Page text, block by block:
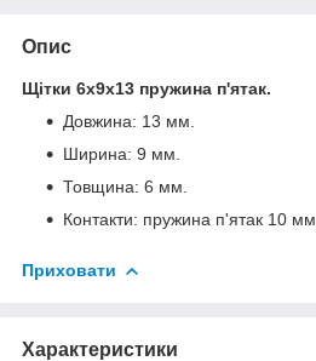
Опис
Щітки 6х9х13 пружина п'ятак.
Довжина: 13 мм.
Ширина: 9 мм.
Товщина: 6 мм.
Контакти: пружина п'ятак 10 мм.
Приховати
Характеристики